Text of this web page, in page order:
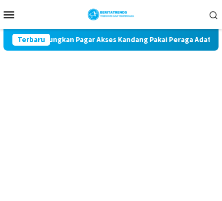
ke
Mobile
Terbaru
Dungkan Pagar Akses Kandang Pakai Peraga Adat